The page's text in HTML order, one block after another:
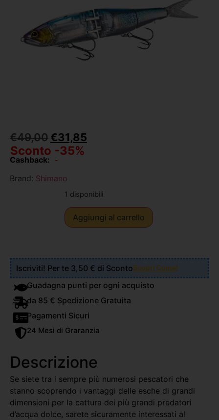
€49,00€31,85
Sconto -35%
Cashback: -
Brand: Shimano
1 disponibili
Aggiungi al carrello
Iscriviti! Per te 3,50 € di ScontoScopri Come!
Guadagna punti per ogni acquisto
da 85 € Spedizione Gratuita
Pagamenti Sicuri
24 Mesi di Graranzia
Descrizione
Se siete tra i sempre più numerosi pescatori che
stanno scoprendo i vantaggi delle esche di grandi
dimensioni per la cattura dei più grandi predatori
d’acqua dolce, sarete sicuramente interessati al